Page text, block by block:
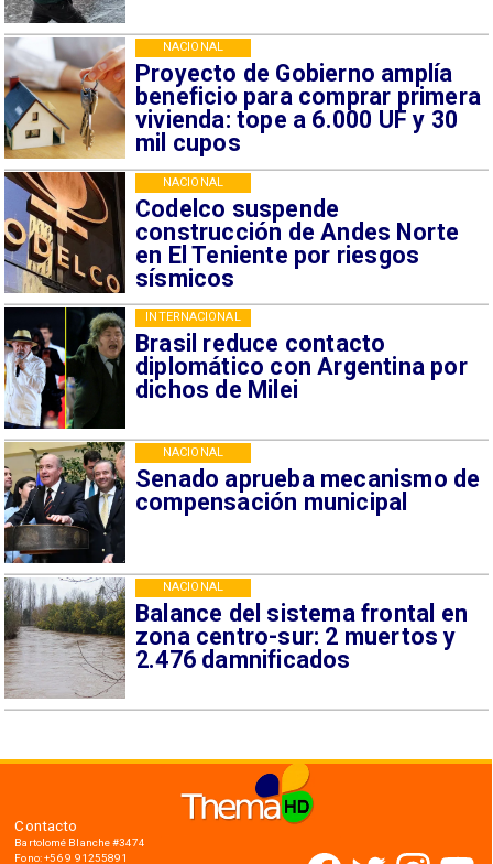
Proyecto de Gobierno amplía
beneficio para comprar primera
vivienda: tope a 6.000 UF y 30
mil cupos
NACIONAL
Codelco suspende
construcción de Andes Norte
en El Teniente por riesgos
sísmicos
NACIONAL
Brasil reduce contacto
diplomático con Argentina por
dichos de Milei
INTERNACIONAL
Senado aprueba mecanismo de
compensación municipal
NACIONAL
Balance del sistema frontal en
zona centro-sur: 2 muertos y
2.476 damnificados
NACIONAL
Contacto
Bartolomé Blanche #3474
Fono: +56 9 91255891